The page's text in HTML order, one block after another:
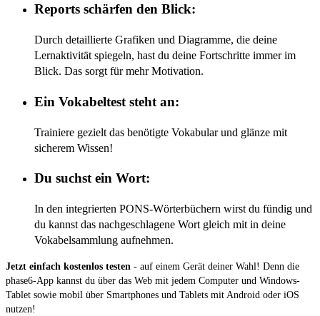
Reports schärfen den Blick:
Durch detaillierte Grafiken und Diagramme, die deine
Lernaktivität spiegeln, hast du deine Fortschritte immer im
Blick. Das sorgt für mehr Motivation.
Ein Vokabeltest steht an:
Trainiere gezielt das benötigte Vokabular und glänze mit
sicherem Wissen!
Du suchst ein Wort:
In den integrierten PONS-Wörterbüchern wirst du fündig und
du kannst das nachgeschlagene Wort gleich mit in deine
Vokabelsammlung aufnehmen.
Jetzt einfach kostenlos testen - auf einem Gerät deiner Wahl! Denn die
phase6-App kannst du über das Web mit jedem Computer und Windows-
Tablet sowie mobil über Smartphones und Tablets mit Android oder iOS
nutzen!